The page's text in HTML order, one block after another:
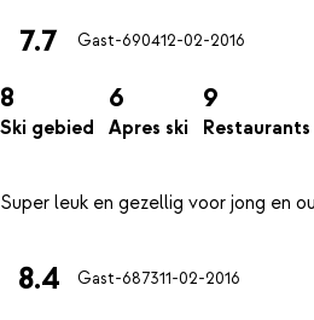
7.7 Gast-690412-02-2016
8
Ski gebied
6
Apres ski
9
Restaurants
8.4 Gast-687311-02-2016